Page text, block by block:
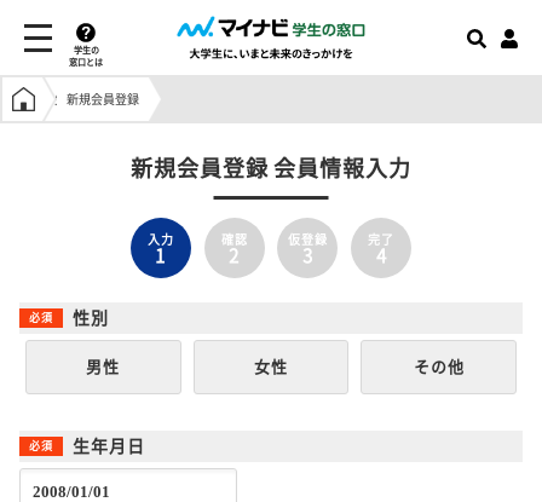
学生の
窓口とは
学生の窓口トップ
新規会員登録
新規会員登録 会員情報入力
入力
1
確認
2
仮登録
3
完了
4
性別
男性 女性 その他
生年月日